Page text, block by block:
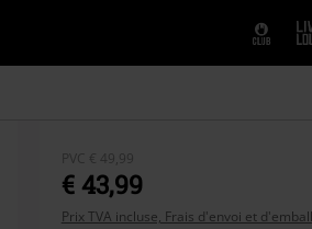
PVC € 49,99
€ 43,99
Prix TVA incluse, Frais d'envoi et